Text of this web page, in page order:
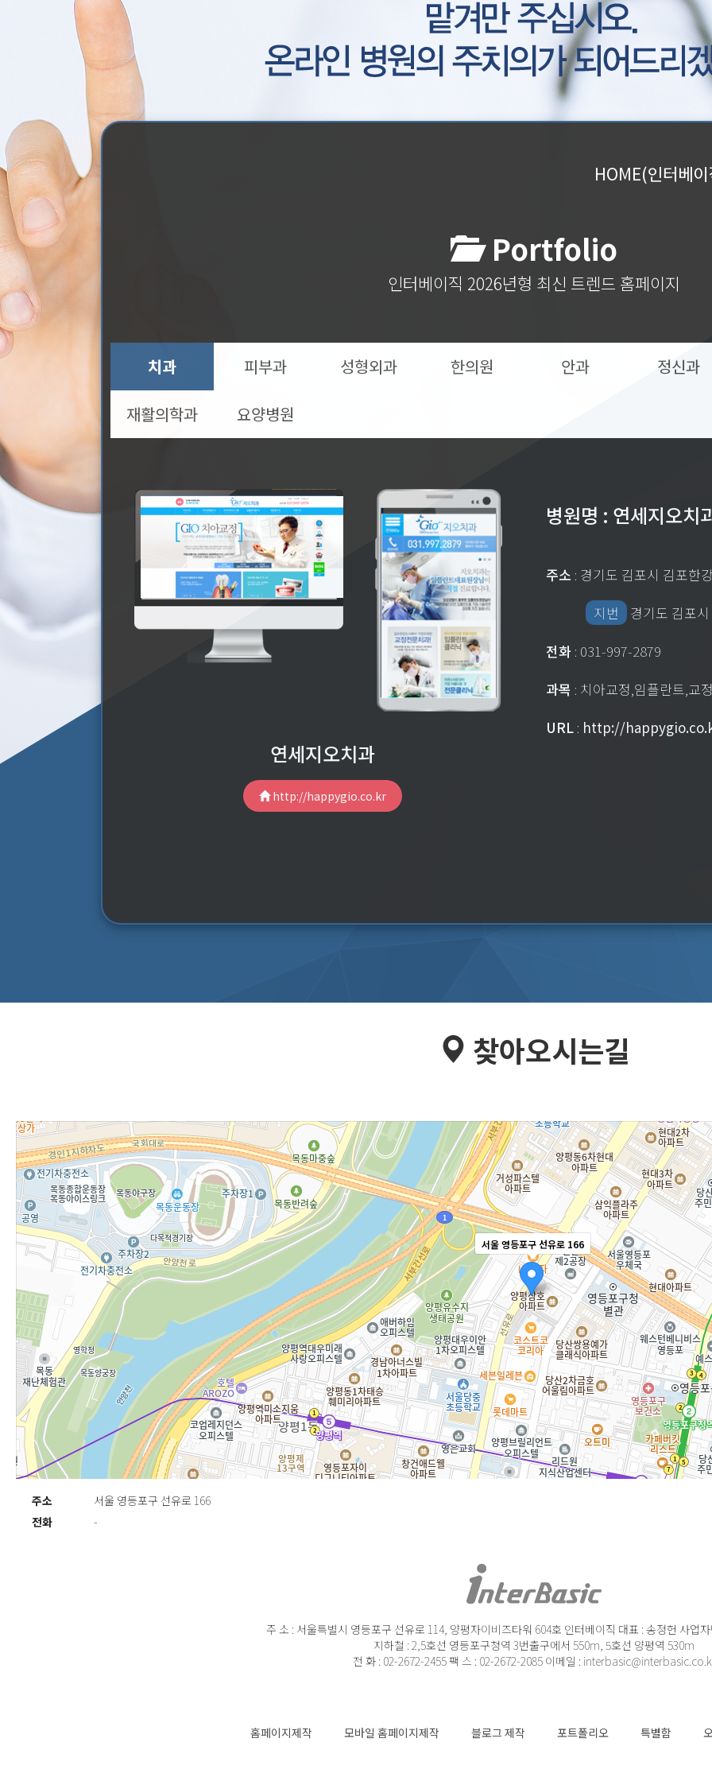
HOME(인터베
Portfolio
인터베이직 2026년형 최신 트렌드 홈페이지
치과 피부과 성형외과 한의원 안과 정신과
재활의학과 요양병원
연세지오치과
http://happygio.co.kr
병원명 : 연세지오치
주소 : 경기도 김포시 김포한
지번
경기도 김포
전화 : 031-997-2879
과목 : 치아교정,임플란트,교
URL : http://
찾아오시는길
서울 영등포구 선유로 166
주소
서울 영등포구 선유로 166
전화
-
주 소 : 서울특별시 영등포구 선유로 114, 양평자이비즈타워 604호 인터베이직 대표 : 송정헌 사업
지하철 : 2,5호선 영등포구청역 3번출구에서 550m, 5호선 양평역 530m
전 화 : 02-2672-2455 팩 스 : 02-2672-2085 이메일 :
홈페이지제작 모바일 홈페이지제작 블로그 제작 포트폴리오 특별함